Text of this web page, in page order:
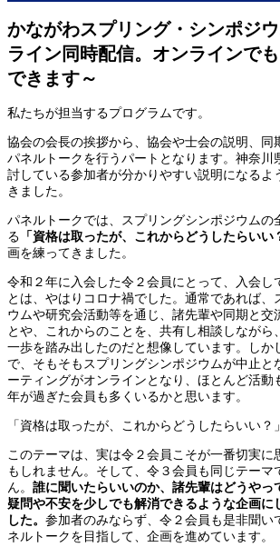
かながわスプリング・シンポジ
ライン同時配信。オンラインで
できます～
私たちが担当するプログラムです。
協会の会長の挨拶から、協会や士会の説明、同
パネルトークを行うパートとなります。神奈川
討している参加者が分かりやすい説明になるよ
きました。
パネルトークでは、スプリングシンポジウムの
る 「資格は取ったが、これからどうしたらいい
画を練ってきました。
令和２年に入会した令２会員にとって、入会し
とは、やはりコロナ禍でした。通常であれば、
ウムや研究会活動等を通じ、諸先輩や同期と交
とや、これからのことを、共有し相談しながら
一歩を踏み出したのだと想像しています。しか
で、そもそもスプリングシンポジウムが中止と
ーティングがオンラインとなり、ほとんど活動
年が過ぎた会員も多くいるかと思います。
「資格は取ったが、これからどうしたらいい？」
このテーマは、実は令２会員こそが一番切実に
もしれません。そして、令３会員も同じテーマ
ん。 誰に聞いたらいいのか、諸先輩はどうやっ
疑問や不安を少しでも解消できるような企画に
した。 参加者のみならず、令２会員も是非聞い
ネルトークを目指して、企画を進めています。